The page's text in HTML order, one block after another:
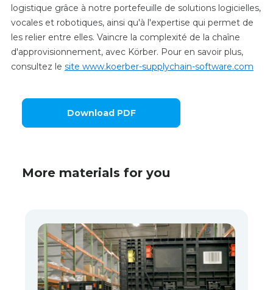
logistique grâce à notre portefeuille de solutions logicielles,
vocales et robotiques, ainsi qu'à l'expertise qui permet de
les relier entre elles. Vaincre la complexité de la chaîne
d'approvisionnement, avec Körber. Pour en savoir plus,
consultez le site www.koerber-supplychain-software.com
Download PDF
More materials for you